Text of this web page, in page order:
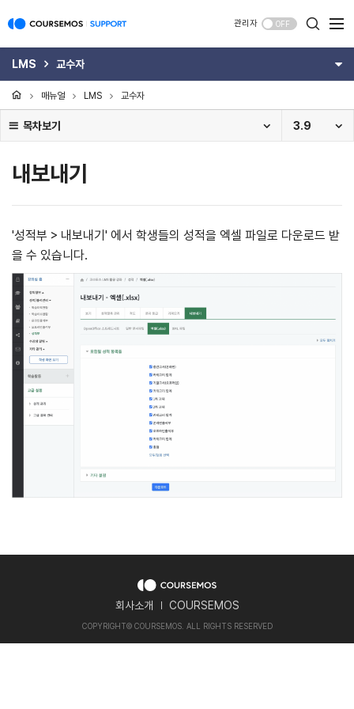
관리자 OFF
LMS 교수자
매뉴얼 LMS 교수자
목차보기 3.9
내보내기
'성적부 > 내보내기' 에서 학생들의 성적을 엑셀 파일로 다운로드 받
을 수 있습니다.
회사소개 COURSEMOS
COPYRIGHT©COURSEMOS. ALL RIGHTS RESERVED